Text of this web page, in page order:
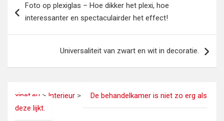
navigatie
Foto op plexiglas – Hoe dikker het plexi, hoe
interessanter en spectaculairder het effect!
Universaliteit van zwart en wit in decoratie.
xinet.eu > Interieur >
De behandelkamer is niet zo erg als
deze lijkt.